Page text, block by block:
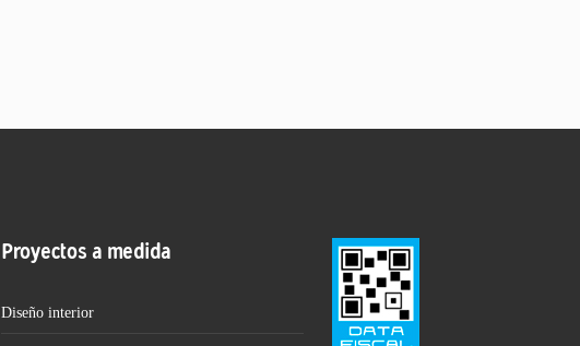
Proyectos a medida
Diseño interior